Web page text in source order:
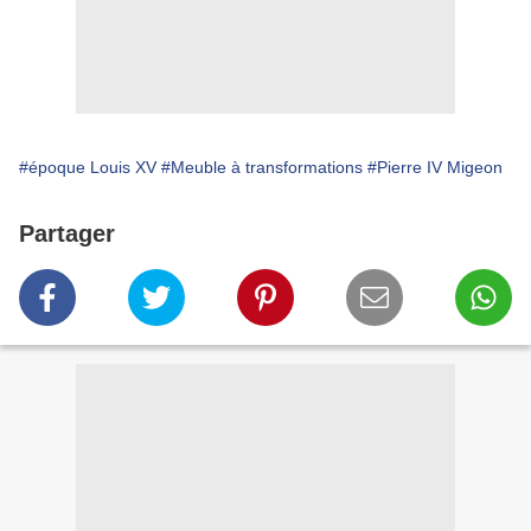
#époque Louis XV #Meuble à transformations #Pierre IV Migeon
Partager